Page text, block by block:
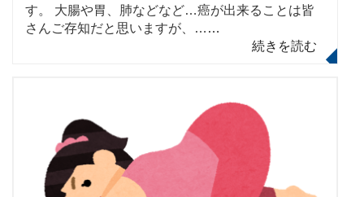
す。 大腸や胃、肺などなど…癌が出来ることは皆
さんご存知だと思いますが、… …
続きを読む